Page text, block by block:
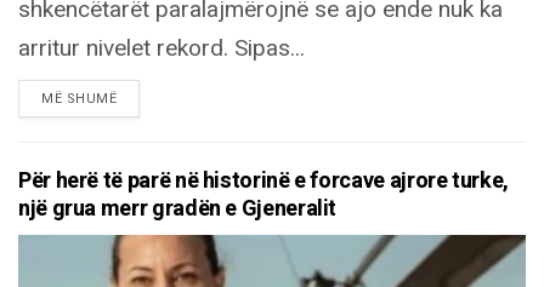
shkencëtarët paralajmërojnë se ajo ende nuk ka
arritur nivelet rekord. Sipas...
MË SHUMËDETAILS
Për herë të parë në historinë e forcave ajrore turke,
një grua merr gradën e Gjeneralit